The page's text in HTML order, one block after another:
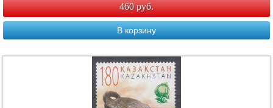
460 руб.
В корзину